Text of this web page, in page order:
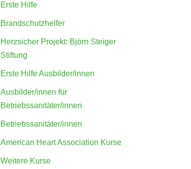
Erste Hilfe
Brandschutzhelfer
Herzsicher Projekt: Björn Steiger
Stiftung
Erste Hilfe Ausbilder/innen
Ausbilder/innen für
Betriebssanitäter/innen
Betriebssanitäter/innen
American Heart Association Kurse
Weitere Kurse